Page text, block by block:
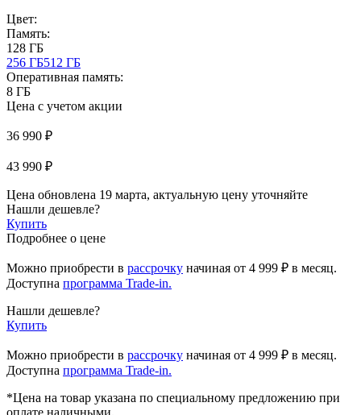
Цвет:
Память:
128 ГБ
256 ГБ512 ГБ
Оперативная память:
8 ГБ
Цена с учетом акции
36 990 ₽
43 990 ₽
Цена обновлена 19 марта, актуальную цену уточняйте
Нашли дешевле?
Купить
Подробнее о цене
Можно приобрести в рассрочку начиная от 4 999 ₽ в месяц.
Доступна программа Trade-in.
Нашли дешевле?
Купить
Можно приобрести в рассрочку начиная от 4 999 ₽ в месяц.
Доступна программа Trade-in.
*Цена на товар указана по специальному предложению при
оплате наличными.